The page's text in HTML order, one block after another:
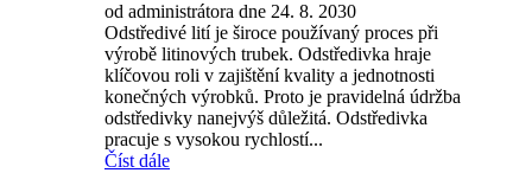
od administrátora dne 24. 8. 2030
Odstředivé lití je široce používaný proces při
výrobě litinových trubek. Odstředivka hraje
klíčovou roli v zajištění kvality a jednotnosti
konečných výrobků. Proto je pravidelná údržba
odstředivky nanejvýš důležitá. Odstředivka
pracuje s vysokou rychlostí...
Číst dále